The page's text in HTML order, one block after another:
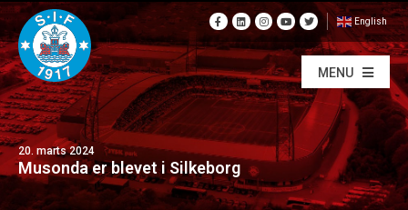
English
MENU
20. marts 2024
Musonda er blevet i Silkeborg